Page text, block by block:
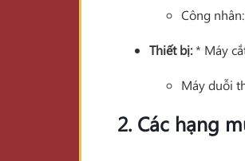
Công
Thiết bị:* Máy
Máy duỗi
2. Các hạng